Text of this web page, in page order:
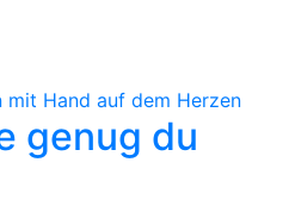
genug du